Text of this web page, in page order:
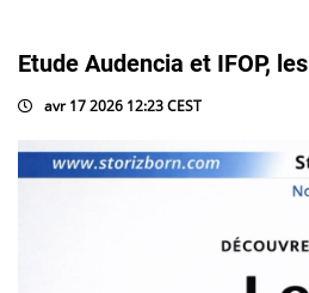
Etude Audencia et IFOP, les
avr 17 2026 12:23 CEST